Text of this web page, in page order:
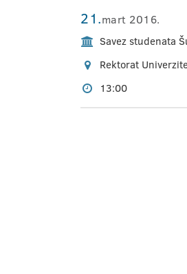
21.mart 2016.
Savez studenata
Rektorat
13:00